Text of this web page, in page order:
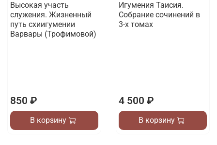
Высокая участь
служения. Жизненный
путь схиигумении
Варвары (Трофимовой)
850 ₽
В корзину
Игумения Таисия.
Собрание сочинений в
3-х томах
4 500 ₽
В корзину